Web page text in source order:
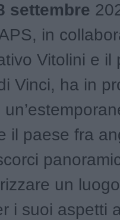
settembre
in
Vitolini e il
Vinci, ha in
il paese fra
un
i suoi aspetti